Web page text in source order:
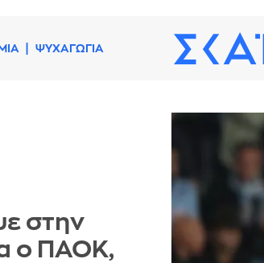
ΨΥΧΑΓΩΓΙΑ
στην
ο ΠΑΟΚ,